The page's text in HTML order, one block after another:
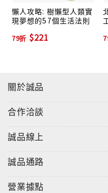
「永遠想著『還能做更多
連續三年獲得米其林三星
料理第一名．龍吟主廚山
Shunka主廚松久秀樹
成功的最好方法，是閱讀
本書將這些日本主廚精益
向走！
懶人攻略: 樹懶型人類實
現夢想的57個生活法則
79折 $221
關於誠品
合作洽談
誠品線上
誠品通路
營業據點